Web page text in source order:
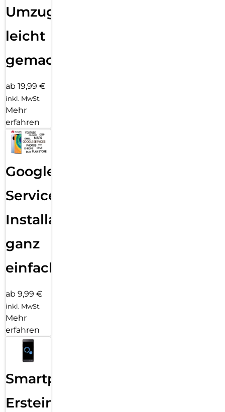
Umzug
leicht
gemacht!
ab 19,99 €
inkl. MwSt.
Mehr
erfahren
Google
Services
Installation
ganz
einfach
ab 9,99 €
inkl. MwSt.
Mehr
erfahren
Smartphone
Ersteinrichtung